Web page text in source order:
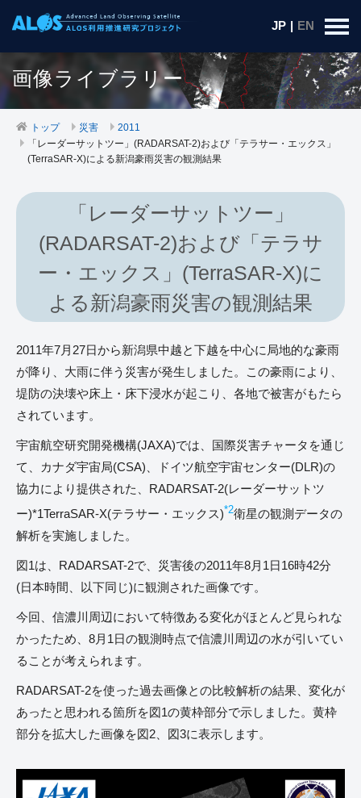
JP | EN
画像ライブラリー
トップ 災害
2011
「レーダーサットツー」(RADARSAT-2)および「テラサー・エックス」
(TerraSAR-X)による新潟豪雨災害の観測結果
「レーダーサットツー」
(RADARSAT-2)および「テラサ
ー・エックス」(TerraSAR-X)に
よる新潟豪雨災害の観測結果
2011年7月27日から新潟県中越と下越を中心に局地的な豪雨
が降り、大雨に伴う災害が発生しました。この豪雨により、
堤防の決壊や床上・床下浸水が起こり、各地で被害がもたら
されています。
宇宙航空研究開発機構(JAXA)では、国際災害チャータを通じ
て、カナダ宇宙局(CSA)、ドイツ航空宇宙センター(DLR)の
協力により提供された、RADARSAT-2(レーダーサットツ
ー)*1TerraSAR-X(テラサー・エックス)*2衛星の観測データの
解析を実施しました。
図1は、RADARSAT-2で、災害後の2011年8月1日16時42分
(日本時間、以下同じ)に観測された画像です。
今回、信濃川周辺において特徴ある変化がほとんど見られな
かったため、8月1日の観測時点で信濃川周辺の水が引いてい
ることが考えられます。
RADARSAT-2を使った過去画像との比較解析の結果、変化が
あったと思われる箇所を図1の黄枠部分で示しました。黄枠
部分を拡大した画像を図2、図3に表示します。